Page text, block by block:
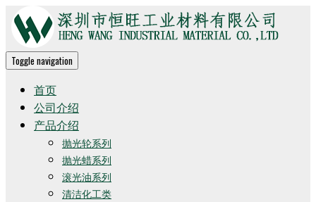
Toggle navigation
首页
公司介绍
产品介绍
抛光轮系列
抛光蜡系列
滚光油系列
清洁化工类